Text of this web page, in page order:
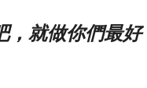
，就做你們最好